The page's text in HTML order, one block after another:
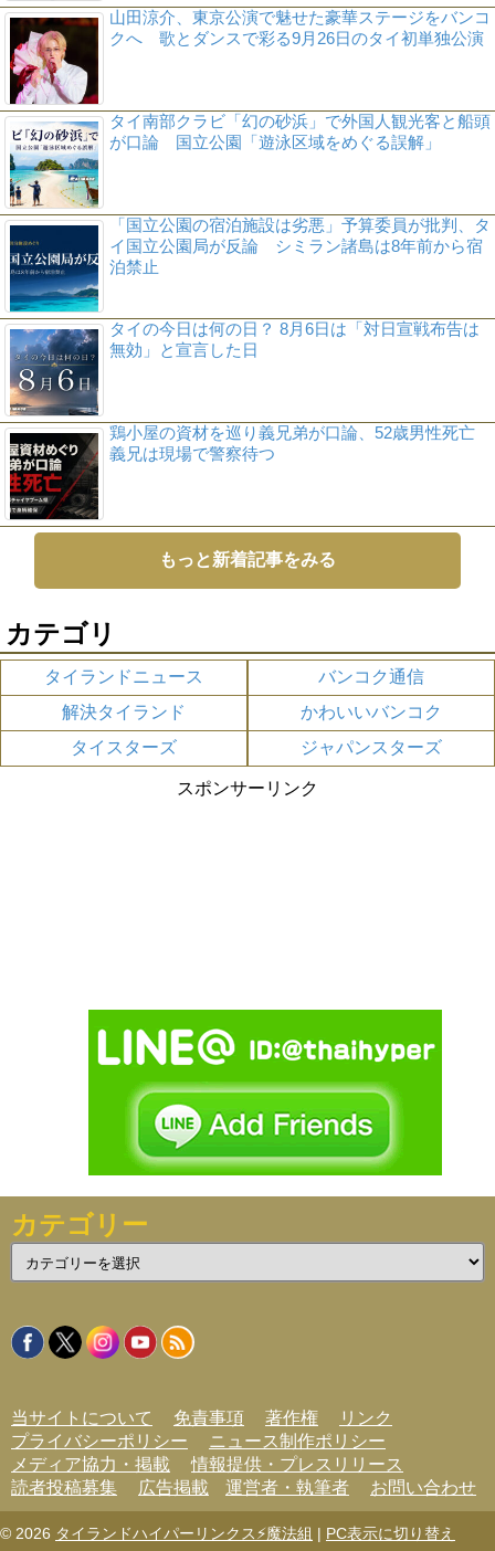
山田涼介、東京公演で魅せた豪華ステージをバンコ
クへ 歌とダンスで彩る9月26日のタイ初単独公演
タイ南部クラビ「幻の砂浜」で外国人観光客と船頭
が口論 国立公園「遊泳区域をめぐる誤解」
「国立公園の宿泊施設は劣悪」予算委員が批判、タ
イ国立公園局が反論 シミラン諸島は8年前から宿
泊禁止
タイの今日は何の日？ 8月6日は「対日宣戦布告は
無効」と宣言した日
鶏小屋の資材を巡り義兄弟が口論、52歳男性死亡
義兄は現場で警察待つ
もっと新着記事をみる
カテゴリ
タイランドニュース
バンコク通信
解決タイランド
かわいいバンコク
タイスターズ
ジャパンスターズ
スポンサーリンク
カテゴリー
テ
リ
ー
当サイトについて 免責事項 著作権
リンク
プライバシーポリシー
ニュース制作ポリシー
メディア協力・掲載
情報提供・プレスリリース
読者投稿募集
広告掲載 運営者・執筆者 お問い合わせ
© 2026 タイランドハイパーリンクス⚡魔法組 | PC表示に切り替え